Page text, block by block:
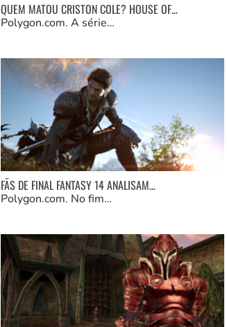
QUEM MATOU CRISTON COLE? HOUSE OF…
Polygon.com. A série…
FÃS DE FINAL FANTASY 14 ANALISAM…
Polygon.com. No fim…